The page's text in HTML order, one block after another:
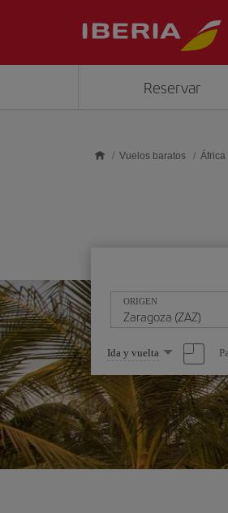
Reservar
Vuelos baratos África
ORIGEN
Seleccione
una
opción
Ida y vuelta